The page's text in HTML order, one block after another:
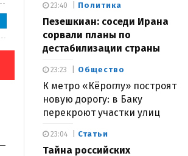
Политика
Пезешкиан: соседи Ирана
сорвали планы по
дестабилизации страны
23:40
Общество
К метро «Кёроглу» построят
новую дорогу: в Баку
перекроют участки улиц
23:23
Статьи
Тайна российских
23:04